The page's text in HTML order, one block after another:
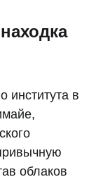
института в
облаков